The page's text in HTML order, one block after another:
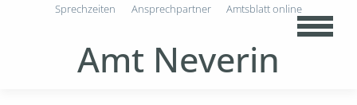
Amt Neverin
Sprechzeiten Ansprechpartner Amtsblatt online